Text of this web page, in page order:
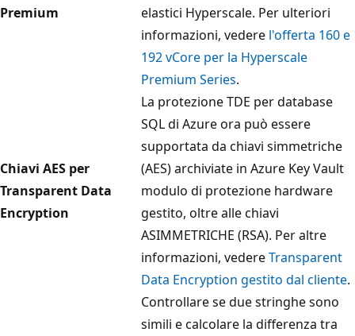
Premium
elastici Hyperscale. Per ulteriori
informazioni, vedere l'offerta 160 e
192 vCore per la Hyperscale
Premium Series.
Chiavi AES per
Transparent Data
Encryption
La protezione TDE per database
SQL di Azure ora può essere
supportata da chiavi simmetriche
(AES) archiviate in Azure Key Vault
modulo di protezione hardware
gestito, oltre alle chiavi
ASIMMETRICHE (RSA). Per altre
informazioni, vedereTransparent
Data Encryption gestito dal cliente.
Controllare se due stringhe sono
simili e calcolare la differenza tra